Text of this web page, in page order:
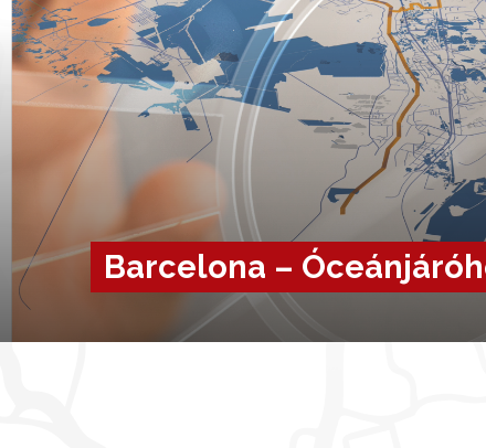
Barcelona –